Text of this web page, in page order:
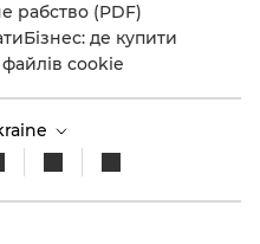
рабство (PDF)
Бізнес: де купити
cookie